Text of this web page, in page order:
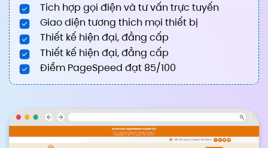
Tích hợp gọi điện và tư vấn trực tuyến
Giao diện tương thích mọi thiết bị
Thiết kế hiện đại, đẳng cấp
Thiết kế hiện đại, đẳng cấp
Điểm PageSpeed đạt 85/100